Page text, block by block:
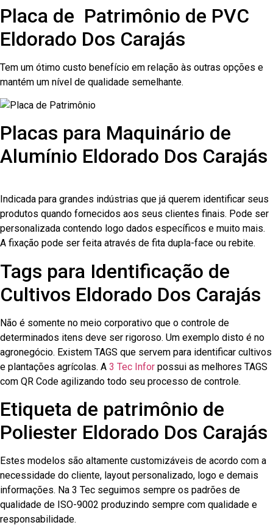
Placa de Patrimônio de PVC
Eldorado Dos Carajás
Tem um ótimo custo benefício em relação às outras opções e
mantém um nível de qualidade semelhante.
Placas para Maquinário de
Alumínio Eldorado Dos Carajás
Indicada para grandes indústrias que já querem identificar seus
produtos quando fornecidos aos seus clientes finais. Pode ser
personalizada contendo logo dados específicos e muito mais.
A fixação pode ser feita através de fita dupla-face ou rebite.
Tags para Identificação de
Cultivos Eldorado Dos Carajás
Não é somente no meio corporativo que o controle de
determinados itens deve ser rigoroso. Um exemplo disto é no
agronegócio. Existem TAGS que servem para identificar cultivos
e plantações agrícolas. A 3 Tec Infor possui as melhores TAGS
com QR Code agilizando todo seu processo de controle.
Etiqueta de patrimônio de
Poliester Eldorado Dos Carajás
Estes modelos são altamente customizáveis de acordo com a
necessidade do cliente, layout personalizado, logo e demais
informações. Na 3 Tec seguimos sempre os padrões de
qualidade de ISO-9002 produzindo sempre com qualidade e
responsabilidade.